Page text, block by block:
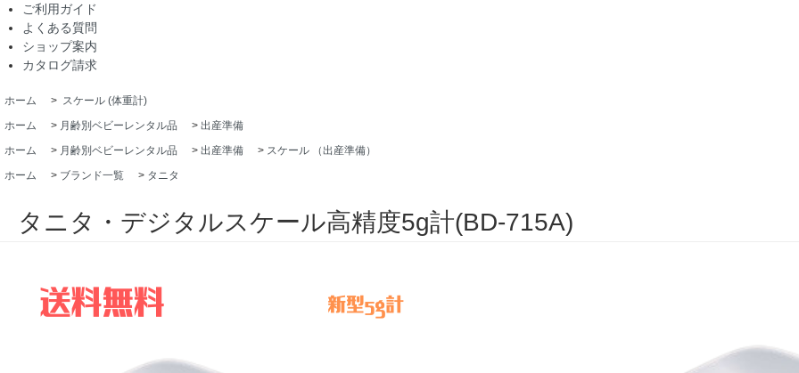
ご利用ガイド
よくある質問
ショップ案内
カタログ請求
ホーム > スケール (体重計)
ホーム
> 月齢別ベビーレンタル品 > 出産準備
ホーム
> 月齢別ベビーレンタル品 > 出産準備 > スケール （出産準備）
ホーム
> ブランド一覧 > タニタ
タニタ・デジタルスケール高精度5g計(BD-715A)